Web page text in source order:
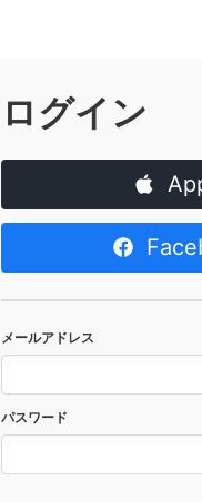
ログイン
メールアドレス
パスワード